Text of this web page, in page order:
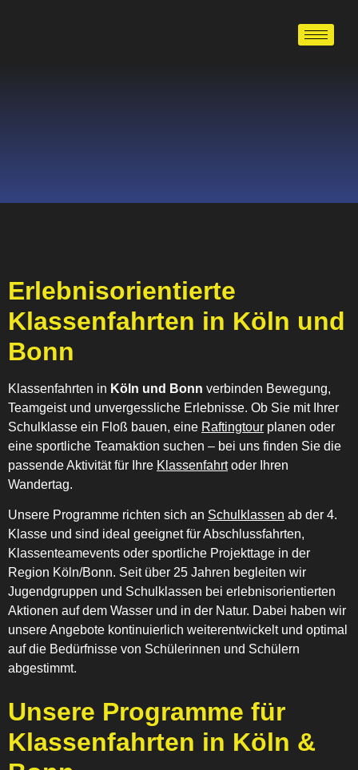
Erlebnisorientierte
Klassenfahrten in Köln und
Bonn
Klassenfahrten in Köln und Bonn verbinden Bewegung,
Teamgeist und unvergessliche Erlebnisse. Ob Sie mit Ihrer
Schulklasse ein Floß bauen, eine Raftingtour planen oder
eine sportliche Teamaktion suchen – bei uns finden Sie die
passende Aktivität für Ihre Klassenfahrtoder Ihren
Wandertag.
Unsere Programme richten sich an Schulklassen ab der 4.
Klasse und sind ideal geeignet für Abschlussfahrten,
Klassenteamevents oder sportliche Projekttage in der
Region Köln/Bonn. Seit über 25 Jahren begleiten wir
Jugendgruppen und Schulklassen bei erlebnisorientierten
Aktionen auf dem Wasser und in der Natur. Dabei haben wir
unsere Angebote kontinuierlich weiterentwickelt und optimal
auf die Bedürfnisse von Schülerinnen und Schülern
abgestimmt.
Unsere Programme für
Klassenfahrten in Köln &